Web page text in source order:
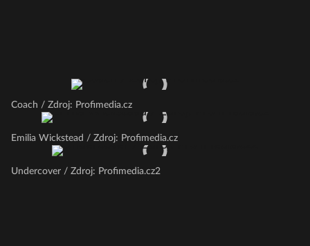
Coach / Zdroj: Profimedia.cz
Emilia Wickstead / Zdroj: Profimedia.cz
Undercover / Zdroj: Profimedia.cz2